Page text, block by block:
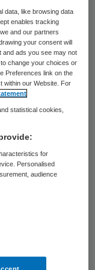
met
inzet het
van de
is 60
Philips, dat
van een
in een
scala
van
data, like browsing data
enables tracking
and our partners
your consent will
and ads you see may not
change your choices or
Preferences link on the
within our Website. For
statistical cookies,
for
Personalised
audience